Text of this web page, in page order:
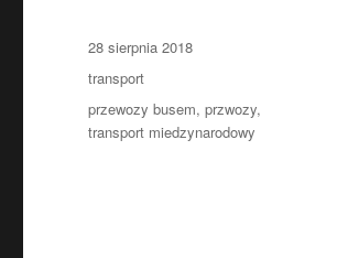
Data
publikacji
28 sierpnia 2018
Kategorie
transport
Tagi
przewozy busem,przwozy,
transport miedzynarodowy